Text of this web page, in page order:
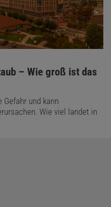
– Wie groß ist das
und kann
Wie viel landet in